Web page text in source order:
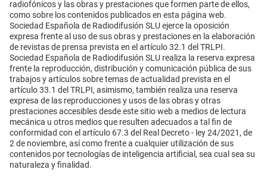
radiofónicos y las obras y prestaciones que formen parte de ellos,
como sobre los contenidos publicados en esta página web.
Sociedad Española de Radiodifusión SLU ejerce la oposición
expresa frente al uso de sus obras y prestaciones en la elaboración
de revistas de prensa prevista en el artículo 32.1 del TRLPI.
Sociedad Española de Radiodifusión SLU realiza la reserva expresa
frente la reproducción, distribución y comunicación pública de sus
trabajos y artículos sobre temas de actualidad prevista en el
artículo 33.1 del TRLPI, asimismo, también realiza una reserva
expresa de las reproducciones y usos de las obras y otras
prestaciones accesibles desde este sitio web a medios de lectura
mecánica u otros medios que resulten adecuados a tal fin de
conformidad con el artículo 67.3 del Real Decreto - ley 24/2021, de
2 de noviembre, así como frente a cualquier utilización de sus
contenidos por tecnologías de inteligencia artificial, sea cual sea su
naturaleza y finalidad.